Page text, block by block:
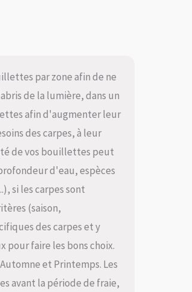
par zone afin de ne
de la lumière, dans un
afin d'augmenter leur
des carpes, à leur
de vos bouillettes peut
d'eau, espèces
si les carpes sont
(saison,
des carpes et y
pour faire les bons choix.
et Printemps. Les
avant la période de fraie,